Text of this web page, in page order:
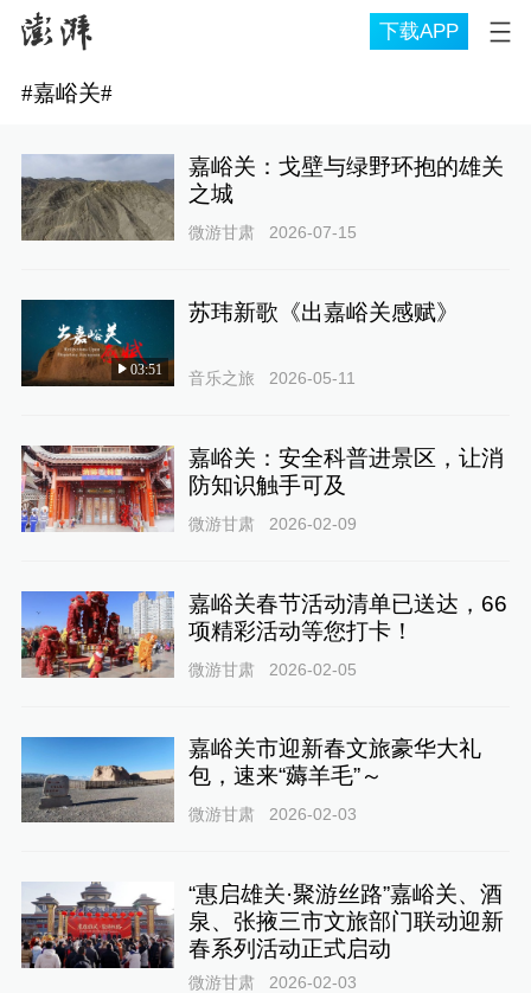
下载APP
#嘉峪关#
嘉峪关：戈壁与绿野环抱的雄关
之城
微游甘肃 2026-07-15
03:51
苏玮新歌《出嘉峪关感赋》
音乐之旅 2026-05-11
嘉峪关：安全科普进景区，让消
防知识触手可及
微游甘肃 2026-02-09
嘉峪关春节活动清单已送达，66
项精彩活动等您打卡！
微游甘肃 2026-02-05
嘉峪关市迎新春文旅豪华大礼
包，速来“薅羊毛”～
微游甘肃 2026-02-03
“惠启雄关·聚游丝路”嘉峪关、酒
泉、张掖三市文旅部门联动迎新
春系列活动正式启动
微游甘肃 2026-02-03